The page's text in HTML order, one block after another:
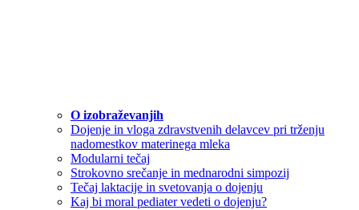
O izobraževanjih
Dojenje in vloga zdravstvenih delavcev pri trženju
nadomestkov materinega mleka
Modularni tečaj
Strokovno srečanje in mednarodni simpozij
Tečaj laktacije in svetovanja o dojenju
Kaj bi moral pediater vedeti o dojenju?